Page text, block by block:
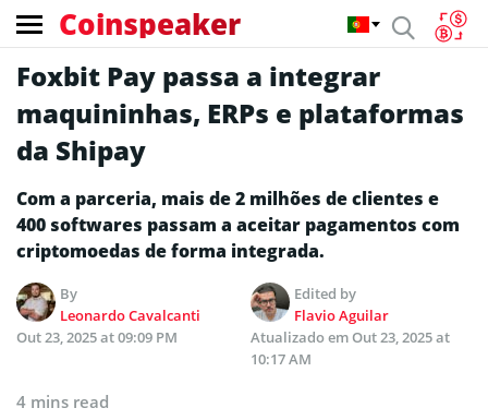
Coinspeaker
Foxbit Pay passa a integrar
maquininhas, ERPs e plataformas
da Shipay
Com a parceria, mais de 2 milhões de clientes e
400 softwares passam a aceitar pagamentos com
criptomoedas de forma integrada.
By
Leonardo Cavalcanti
Edited by
Flavio Aguilar
Out 23, 2025 at 09:09 PM
Atualizado emOut 23, 2025 at
10:17 AM
4 mins read